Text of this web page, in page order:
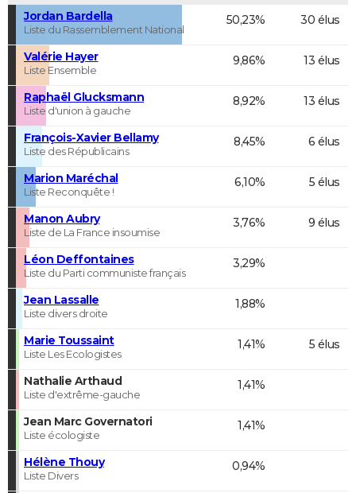
Jordan Bardella
Liste du Rassemblement National
50,23% 30 élus
Valérie Hayer
Liste Ensemble
9,86% 13 élus
Raphaël Glucksmann
Liste d'union à gauche
8,92% 13 élus
François-Xavier Bellamy
Liste des Républicains
8,45% 6 élus
Marion Maréchal
Liste Reconquête !
6,10% 5 élus
Manon Aubry
Liste de La France insoumise
3,76% 9 élus
Léon Deffontaines
Liste du Parti communiste français
3,29%
Jean Lassalle
Liste divers droite
1,88%
Marie Toussaint
Liste Les Ecologistes
1,41% 5 élus
Nathalie Arthaud
Liste d'extrême-gauche
1,41%
Jean Marc Governatori
Liste écologiste
1,41%
Hélène Thouy
Liste Divers
0,94%